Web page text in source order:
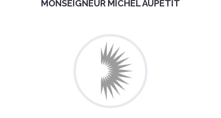
MONSEIGNEUR MICHEL AUPETIT